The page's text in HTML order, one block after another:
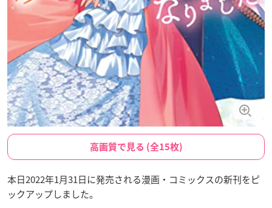
高画質で見る (全15枚)
本日2022年1月31日に発売される漫画・コミックスの新刊をピ
ックアップしました。